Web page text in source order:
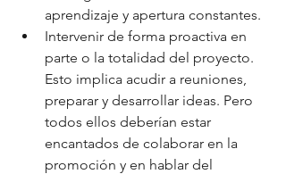
aprendizaje y apertura constantes.
Intervenir de forma proactiva en
parte o la totalidad del proyecto.
Esto implica acudir a reuniones,
preparar y desarrollar ideas. Pero
todos ellos deberían estar
encantados de colaborar en la
promoción y en hablar del